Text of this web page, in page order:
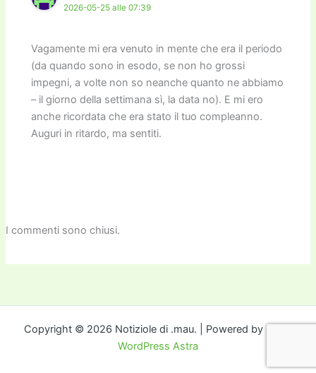
2026-05-25 alle 07:39
Vagamente mi era venuto in mente che era il periodo
(da quando sono in esodo, se non ho grossi
impegni, a volte non so neanche quanto ne abbiamo
– il giorno della settimana sì, la data no). E mi ero
anche ricordata che era stato il tuo compleanno.
Auguri in ritardo, ma sentiti.
I commenti sono chiusi.
Copyright © 2026 Notiziole di .mau. | Powered by Tema
WordPress Astra